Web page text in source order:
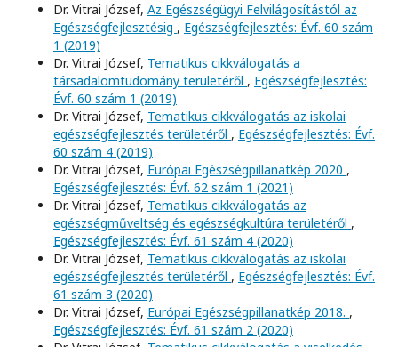
Dr. Vitrai József, Az Egészségügyi Felvilágosítástól az
Egészségfejlesztésig , Egészségfejlesztés: Évf. 60 szám
1 (2019)
Dr. Vitrai József, Tematikus cikkválogatás a
társadalomtudomány területéről , Egészségfejlesztés:
Évf. 60 szám 1 (2019)
Dr. Vitrai József, Tematikus cikkválogatás az iskolai
egészségfejlesztés területéről , Egészségfejlesztés: Évf.
60 szám 4 (2019)
Dr. Vitrai József, Európai Egészségpillanatkép 2020 ,
Egészségfejlesztés: Évf. 62 szám 1 (2021)
Dr. Vitrai József, Tematikus cikkválogatás az
egészségműveltség és egészségkultúra területéről ,
Egészségfejlesztés: Évf. 61 szám 4 (2020)
Dr. Vitrai József, Tematikus cikkválogatás az iskolai
egészségfejlesztés területéről , Egészségfejlesztés: Évf.
61 szám 3 (2020)
Dr. Vitrai József, Európai Egészségpillanatkép 2018. ,
Egészségfejlesztés: Évf. 61 szám 2 (2020)